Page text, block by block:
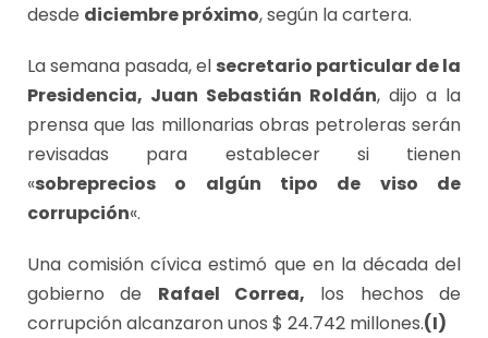
desde diciembre próximo, según la cartera.
La semana pasada, el secretario particular de la
Presidencia, Juan Sebastián Roldán, dijo a la
prensa que las millonarias obras petroleras serán
revisadas para establecer si tienen
«sobreprecios o algún tipo de viso de
corrupción«.
Una comisión cívica estimó que en la década del
gobierno de Rafael Correa, los hechos de
corrupción alcanzaron unos $ 24.742 millones.(I)